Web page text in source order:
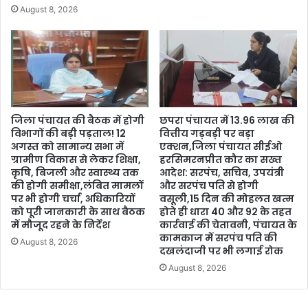
August 8, 2026
जिला पंचायत की बैठक में होगी
विभागों की बड़ी पड़ताल! 12
अगस्त को सामान्य सभा में
ग्रामीण विकास से लेकर शिक्षा,
कृषि, बिजली और स्वास्थ्य तक
की होगी समीक्षा,लंबित मामलों
पर भी होगी चर्चा, अधिकारियों
को पूरी जानकारी के साथ बैठक
में मौजूद रहने के निर्देश
August 8, 2026
छपरा पंचायत में 13.96 लाख की
वित्तीय गड़बड़ी पर बड़ा
एक्शन,जिला पंचायत सीईओ
हरसिमरनप्रीत कौर का सख्त
आदेश: सरपंच, सचिव, उपयंत्री
और सरपंच पति से होगी
वसूली,15 दिन की मोहलत खत्म
होते ही धारा 40 और 92 के तहत
कार्रवाई की चेतावनी, पंचायत के
कामकाज में सरपंच पति की
दखलंदाजी पर भी लगाई रोक
August 8, 2026